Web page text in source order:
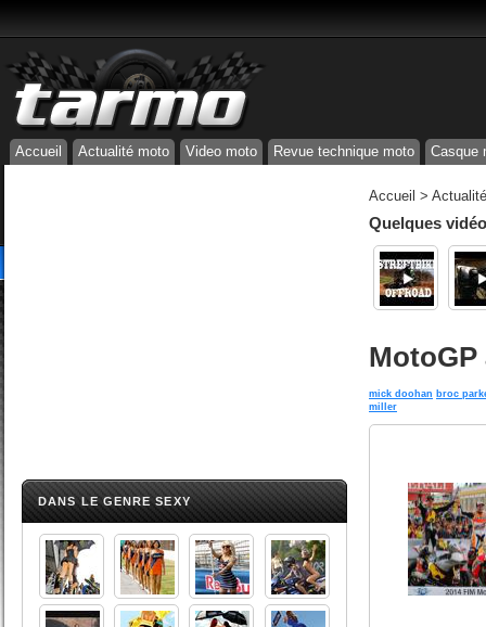
Accueil Actualité moto Video moto Revue technique moto Casque
DANS LE GENRE SEXY
Accueil >
Quelques
MotoGP
mick doohan broc
miller